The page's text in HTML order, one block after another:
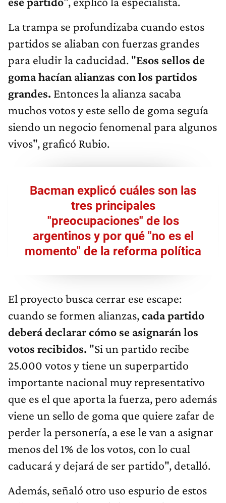
La trampa se profundizaba cuando estos
partidos se aliaban con fuerzas grandes
para eludir la caducidad. "Esos sellos de
goma hacían alianzas con los partidos
grandes. Entonces la alianza sacaba
muchos votos y este sello de goma seguía
siendo un negocio fenomenal para algunos
vivos", graficó Rubio.
Bacman explicó cuáles son las
tres principales
"preocupaciones" de los
argentinos y por qué "no es el
momento" de la reforma política
El proyecto busca cerrar ese escape:
cuando se formen alianzas,cada partido
deberá declarar cómo se asignarán los
votos recibidos. "Si un partido recibe
25.000 votos y tiene un superpartido
importante nacional muy representativo
que es el que aporta la fuerza, pero además
viene un sello de goma que quiere zafar de
perder la personería, a ese le van a asignar
menos del 1% de los votos, con lo cual
caducará y dejará de ser partido", detalló.
Además, señaló otro uso espurio de estos